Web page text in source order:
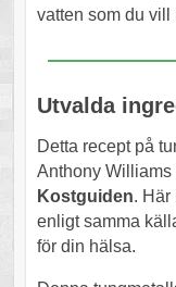
vatten som du vill
Utvalda
Detta recept på
Anthony Williams
Kostguiden. Här
enligt samma
för din hälsa.